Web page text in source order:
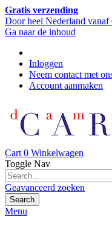
Gratis verzending
Door heel Nederland vanaf
Ga naar de inhoud
Inloggen
Neem contact met
Account aanmaken
Cart 0 Winkelwagen
Toggle Nav
Geavanceerd zoeken
Search
Menu